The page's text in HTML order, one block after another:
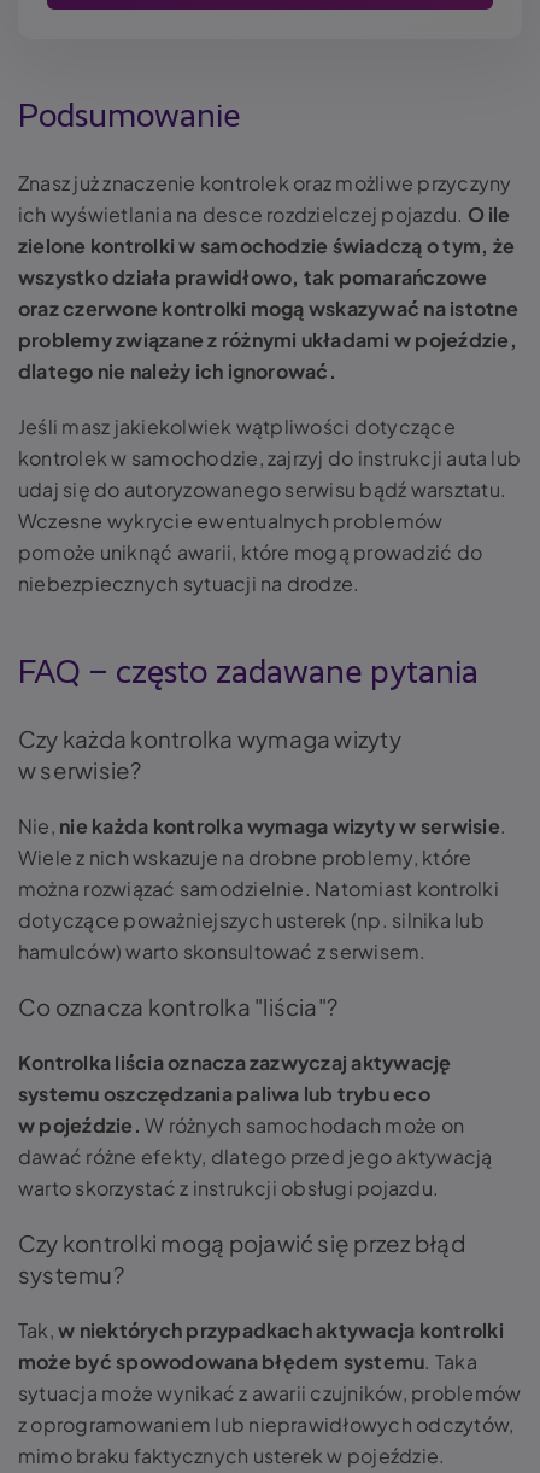
Podsumowanie
Znasz już znaczenie kontrolek oraz możliwe przyczyny
ich wyświetlania na desce rozdzielczej pojazdu. O ile
zielone kontrolki w samochodzie świadczą o tym, że
wszystko działa prawidłowo, tak pomarańczowe
oraz czerwone kontrolki mogą wskazywać na istotne
problemy związane z różnymi układami w pojeździe,
dlatego nie należy ich ignorować.
Jeśli masz jakiekolwiek wątpliwości dotyczące
kontrolek w samochodzie, zajrzyj do instrukcji auta lub
udaj się do autoryzowanego serwisu bądź warsztatu.
Wczesne wykrycie ewentualnych problemów
pomoże uniknąć awarii, które mogą prowadzić do
niebezpiecznych sytuacji na drodze.
FAQ – często zadawane pytania
Czy każda kontrolka wymaga wizyty
w serwisie?
Nie, nie każda kontrolka wymaga wizyty w serwisie.
Wiele z nich wskazuje na drobne problemy, które
można rozwiązać samodzielnie. Natomiast kontrolki
dotyczące poważniejszych usterek (np. silnika lub
hamulców) warto skonsultować z serwisem.
Co oznacza kontrolka "liścia"?
Kontrolka liścia oznacza zazwyczaj aktywację
systemu oszczędzania paliwa lub trybu eco
w pojeździe.W różnych samochodach może on
dawać różne efekty, dlatego przed jego aktywacją
warto skorzystać z instrukcji obsługi pojazdu.
Czy kontrolki mogą pojawić się przez błąd
systemu?
Tak,w niektórych przypadkach aktywacja kontrolki
może być spowodowana błędem systemu. Taka
sytuacja może wynikać z awarii czujników, problemów
z oprogramowaniem lub nieprawidłowych odczytów,
mimo braku faktycznych usterek w pojeździe.